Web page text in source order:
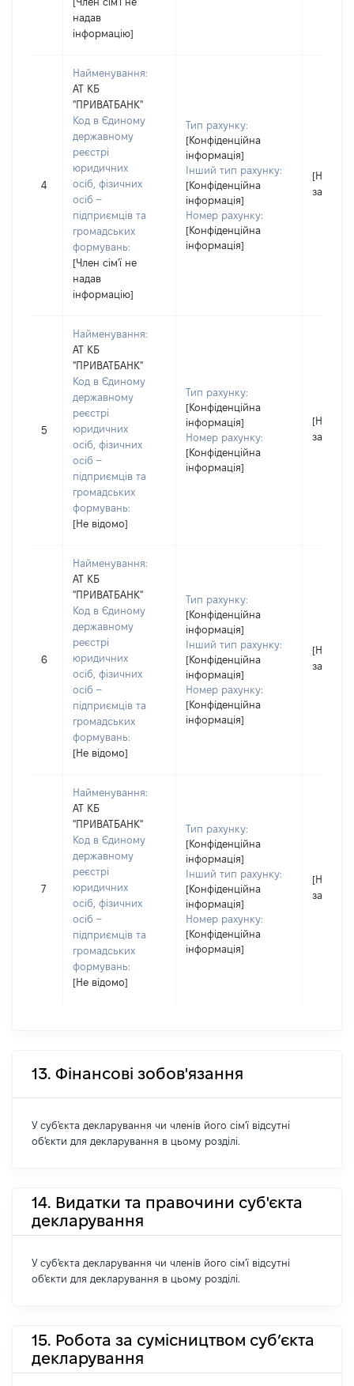
надав
інформацію]
4
Найменування:
АТ КБ
"ПРИВАТБАНК"
Код в Єдиному
державному
реєстрі
юридичних
осіб, фізичних
осіб –
підприємців та
громадських
формувань:
[Член сім'ї не
надав
інформацію]
Тип рахунку:
[Конфіденційна
інформація]
Інший тип рахунку:
[Конфіденційна
інформація]
Номер рахунку:
[Конфіденційна
інформація]
[Не
5
Найменування:
АТ КБ
"ПРИВАТБАНК"
Код в Єдиному
державному
реєстрі
юридичних
осіб, фізичних
осіб –
підприємців та
громадських
формувань:
[Не відомо]
Тип рахунку:
[Конфіденційна
інформація]
Номер рахунку:
[Конфіденційна
інформація]
[Не
6
Найменування:
АТ КБ
"ПРИВАТБАНК"
Код в Єдиному
державному
реєстрі
юридичних
осіб, фізичних
осіб –
підприємців та
громадських
формувань:
[Не відомо]
Тип рахунку:
[Конфіденційна
інформація]
Інший тип рахунку:
[Конфіденційна
інформація]
Номер рахунку:
[Конфіденційна
інформація]
[Не
7
Найменування:
АТ КБ
"ПРИВАТБАНК"
Код в Єдиному
державному
реєстрі
юридичних
осіб, фізичних
осіб –
підприємців та
громадських
формувань:
[Не відомо]
Тип рахунку:
[Конфіденційна
інформація]
Інший тип рахунку:
[Конфіденційна
інформація]
Номер рахунку:
[Конфіденційна
інформація]
[Не
13. Фінансові зобов'язання
У суб'єкта декларування чи членів його сім'ї відсутні
об'єкти для декларування в цьому розділі.
14. Видатки та правочини суб'єкта
декларування
У суб'єкта декларування чи членів його сім'ї відсутні
об'єкти для декларування в цьому розділі.
15. Робота за сумісництвом суб’єкта
декларування